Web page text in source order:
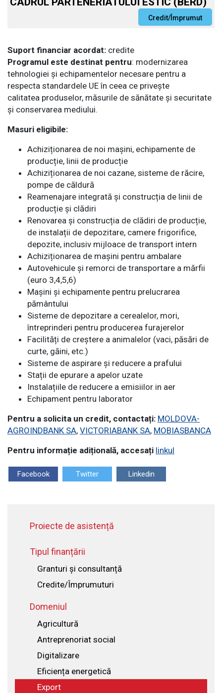
Suport financiar acordat: credite
Programul este destinat pentru: modernizarea
tehnologiei și echipamentelor necesare pentru a
respecta standardele UE în ceea ce privește
calitatea produselor, măsurile de sănătate și securitate
și conservarea mediului.
Masuri eligibile:
Achiziționarea de noi mașini, echipamente de
producție, linii de producție
Achiziționarea de noi cazane, sisteme de răcire,
pompe de căldură
Reamenajare integrată și construcția de linii de
producție și clădiri
Renovarea și construcția de clădiri de producție,
de instalații de depozitare, camere frigorifice,
depozite, inclusiv mijloace de transport intern
Achiziționarea de mașini pentru ambalare
Autovehicule și remorci de transportare a mărfii
(euro 3,4,5,6)
Mașini și echipamente pentru prelucrarea
pământului
Sisteme de depozitare a cerealelor, mori,
întreprinderi pentru producerea furajerelor
Facilități de creștere a animalelor (vaci, păsări de
curte, găini, etc.)
Sisteme de aspirare și reducere a prafului
Stații de epurare a apelor uzate
Instalațiile de reducere a emisiilor in aer
Echipament pentru laborator
Pentru a solicita un credit, contactați: MOLDOVA-
AGROINDBANK SA, VICTORIABANK SA, MOBIASBANCA
Pentru informație adițională, accesați linkul
Facebook Twitter Linkedin
Proiecte de asistență
Tipul finanțării
Granturi și consultanță
Credite/Împrumuturi
Domeniul
Agricultură
Antreprenoriat social
Digitalizare
Eficiența energetică
Export